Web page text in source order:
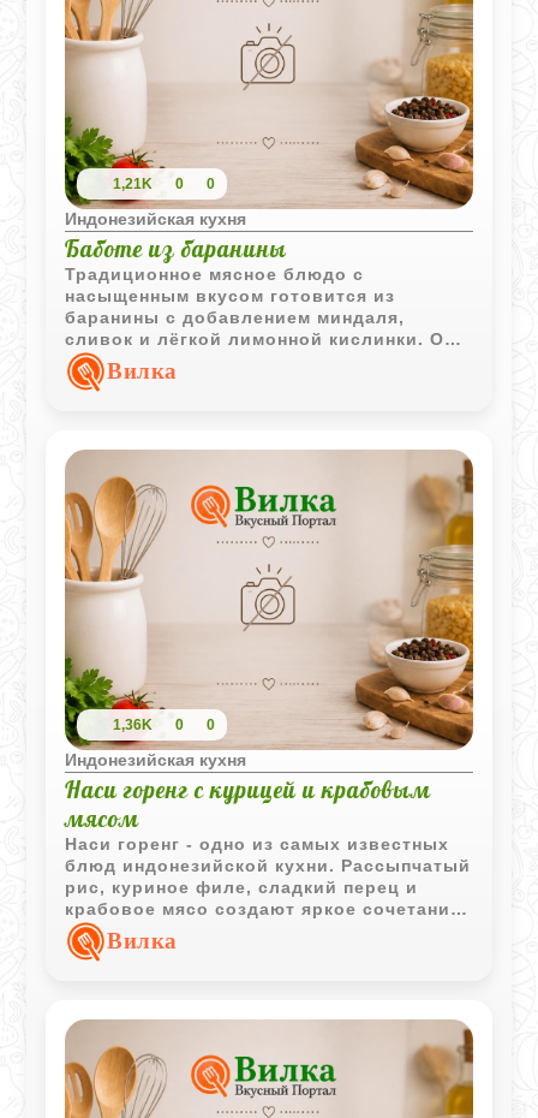
1,21K 0 0
Индонезийская кухня
Баботе из баранины
Традиционное мясное блюдо с
насыщенным вкусом готовится из
баранины с добавлением миндаля,
сливок и лёгкой лимонной кислинки. Оно
получается сочным и хорошо сочетается
с рисом и свежими овощами.
Вилка
1,36K 0 0
Индонезийская кухня
Наси горенг с курицей и крабовым
мясом
Наси горенг - одно из самых известных
блюд индонезийской кухни. Рассыпчатый
рис, куриное филе, сладкий перец и
крабовое мясо создают яркое сочетание
вкусов, которое отлично подходит как
для семейного ужина, так и для
Вилка